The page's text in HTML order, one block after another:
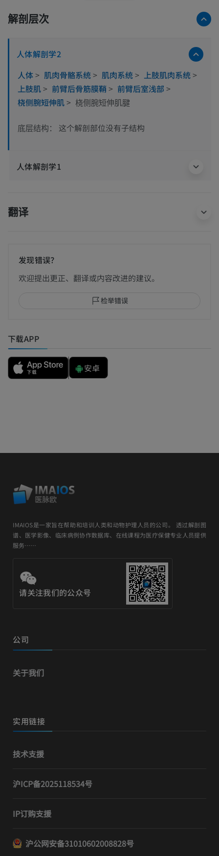
解剖层次
人体解剖学2
人体> 肌肉骨骼系统> 肌肉系统> 上肢肌肉系统>
上肢肌> 前臂后骨筋膜鞘 > 前臂后室浅部 >
桡侧腕短伸肌> 桡侧腕短伸肌腱
底层结构： 这个解剖部位没有子结构
人体解剖学1
翻译
发现错误？
欢迎提出更正、翻译或内容改进的建议。
检举错误
下载APP
安卓
IMAIOS是一家旨在帮助和培训人类和动物护理人员的公司。 透过解剖图
谱、医学影像、临床病例协作数据库、在线课程为医疗保健专业人员提供
服务……
请关注我们的公众号
公司
关于我们
实用链接
技术支援
沪ICP备2025118534号
IP订购支援
沪公网安备31010602008828号